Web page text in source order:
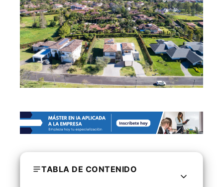
TABLA DE CONTENIDO